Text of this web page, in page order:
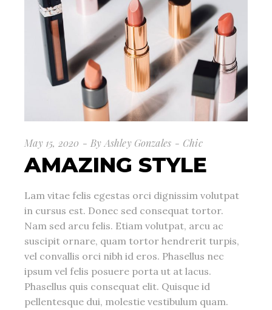
May 15, 2020 By Ashley Gonzales Chic
AMAZING STYLE
Lam vitae felis egestas orci dignissim volutpat
in cursus est. Donec sed consequat tortor.
Nam sed arcu felis. Etiam volutpat, arcu ac
suscipit ornare, quam tortor hendrerit turpis,
vel convallis orci nibh id eros. Phasellus nec
ipsum vel felis posuere porta ut at lacus.
Phasellus quis consequat elit. Quisque id
pellentesque dui, molestie vestibulum quam.